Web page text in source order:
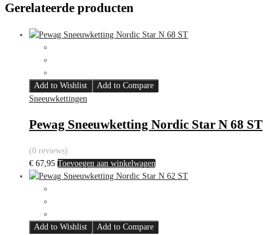
Gerelateerde producten
Add to Wishlist
Add to Compare
Sneeuwkettingen
Pewag Sneeuwketting Nordic Star N 68 ST
(0 reviews)
€ 67,95 Toevoegen aan winkelwagen
Add to Wishlist
Add to Compare